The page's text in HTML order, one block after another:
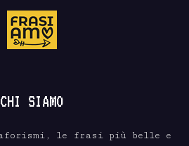
CHI SIAMO
le frasi più belle e